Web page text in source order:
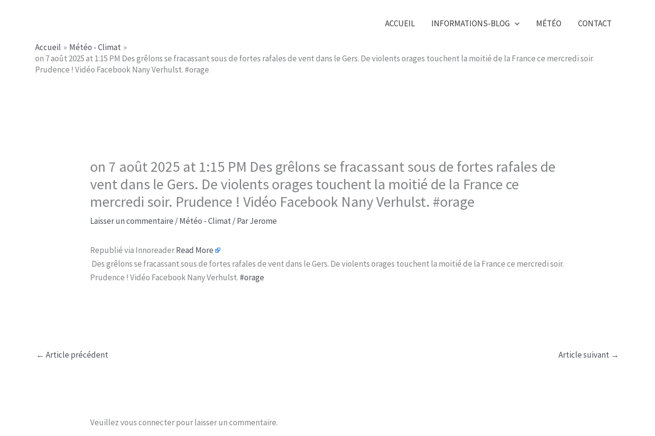
ACCUEIL INFORMATIONS-BLOG MÉTÉO CONTACT
Accueil
Météo - Climat
on 7 août 2025 at 1:15 PM Des grêlons se fracassant sous de fortes rafales de vent dans le Gers. De violents orages touchent la moitié de la France ce mercredi soir.
Prudence ! Vidéo Facebook Nany Verhulst. #orage
on 7 août 2025 at 1:15 PM Des grêlons se fracassant sous de fortes rafales de
vent dans le Gers. De violents orages touchent la moitié de la France ce
mercredi soir. Prudence ! Vidéo Facebook Nany Verhulst. #orage
Laisser un commentaire /Météo - Climat/ ParJerome
Republié via InnoreaderRead More
Des grêlons se fracassant sous de fortes rafales de vent dans le Gers. De violents orages touchent la moitié de la France ce mercredi soir.
Prudence ! Vidéo Facebook Nany Verhulst. #orage
← Article précédent Article suivant →
Veuillez vous connecter pour laisser un commentaire.